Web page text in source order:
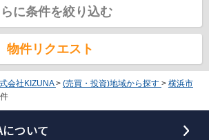
に条件を絞り込む
物件リクエスト
会社KIZUNA > (売買・投資)地域から探す > 横浜市
ついて